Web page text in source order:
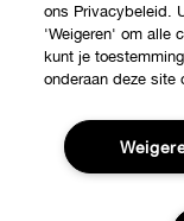
ons Privacybeleid.
'Weigeren' om alle
kunt je
onderaan deze site